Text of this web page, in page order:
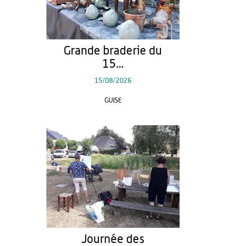
Grande braderie du
15...
15/08/2026
GUISE
Journée des